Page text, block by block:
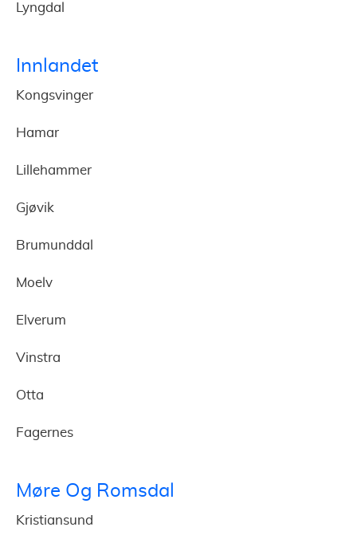
Lyngdal
Innlandet
Kongsvinger
Hamar
Lillehammer
Gjøvik
Brumunddal
Moelv
Elverum
Vinstra
Otta
Fagernes
Møre Og Romsdal
Kristiansund